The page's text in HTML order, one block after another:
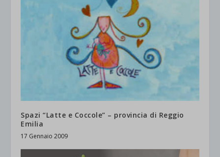
Spazi “Latte e Coccole” – provincia di Reggio
Emilia
17 Gennaio 2009